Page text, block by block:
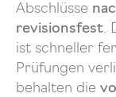
Abschlüsse
revisionsfest.
ist schneller
Prüfungen
behalten die